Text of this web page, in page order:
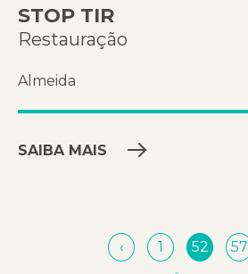
STOP TIR
Restauração
Almeida
SAIBA MAIS
‹ 1 52 57